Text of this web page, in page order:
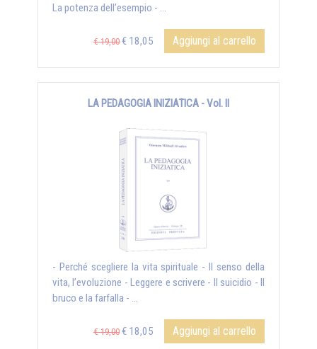
La potenza dell’esempio - ...
€ 19,00 € 18,05 Aggiungi al carrello
LA PEDAGOGIA INIZIATICA - Vol. II
- Perché scegliere la vita spirituale - Il senso della
vita, l’evoluzione - Leggere e scrivere - Il suicidio - Il
bruco e la farfalla - ...
€ 19,00 € 18,05 Aggiungi al carrello